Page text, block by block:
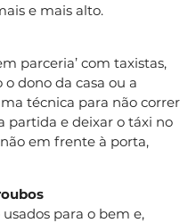
e mais alto.
parceria’ com taxistas,
dono da casa ou a
técnica para não correr
partida e deixar o táxi no
em frente à porta,
para o bem e,